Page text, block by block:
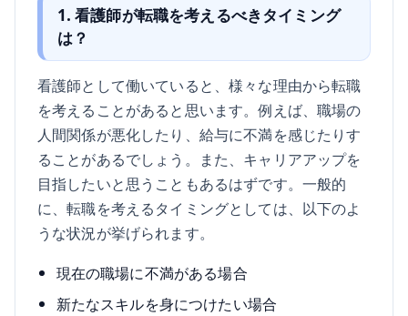
1. 看護師が転職を考えるべきタイミング
は？
看護師として働いていると、様々な理由から転職
を考えることがあると思います。例えば、職場の
人間関係が悪化したり、給与に不満を感じたりす
ることがあるでしょう。また、キャリアアップを
目指したいと思うこともあるはずです。一般的
に、転職を考えるタイミングとしては、以下のよ
うな状況が挙げられます。
現在の職場に不満がある場合
新たなスキルを身につけたい場合